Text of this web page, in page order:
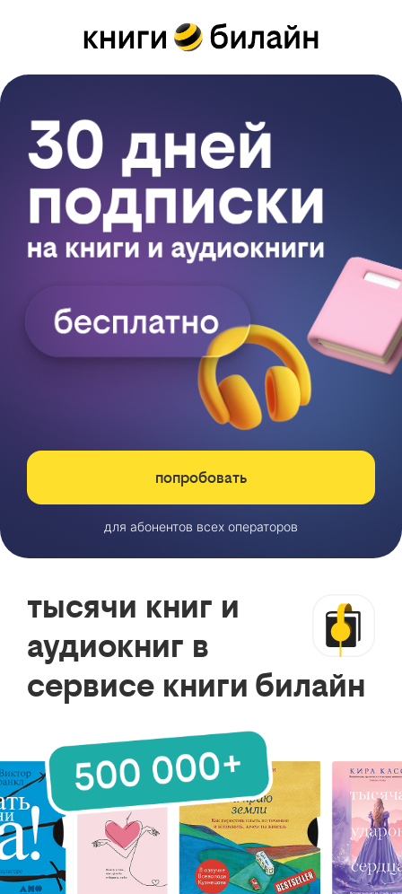
попробовать
для абонентов всех операторов
тысячи книг и
аудиокниг в
сервисе книги билайн